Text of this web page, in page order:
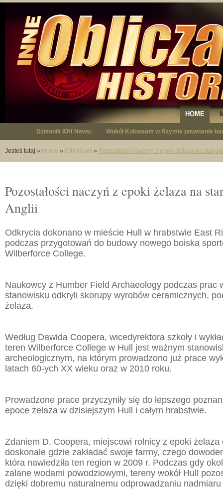
HOME
Dziennik IOH News: Wokół Koloseum w Rzymie powstanie
"Niepodległy - opowieść o Januszu
Jesteś tutaj » Home » IOH News » Pozostałości naczyń z epoki żelaza na
Pozostałości naczyń z epoki żelaza na
Anglii
Odkrycia dokonano w mieście Hull w hrabstwie East
podczas przygotowań do budowy nowego boiska
Wilberforce College.
Naukowcy z Humber Field Archaeology podczas prac
stanowisku odkryli skorupy wyrobów ceramicznych,
żelaza.
Według Dawida Coopera, wicedyrektora szkoły i
teren Wilberforce College w Hull jest ważnym
archeologicznym, na którym prowadzono już prace
latach 60-ych XX wieku oraz w 2010 roku.
Prowadzone prace przyczyniły się do lepszego
epoce żelaza w dzisiejszym Hull i całym hrabstwie.
Zdaniem D. Coopera, miejscowi rolnicy z epoki żelaza
doskonale gdzie zakładać swoje farmy, czego
która nawiedziła ten region w 2009 r. Podczas gdy
zalane wodami powodziowymi, tereny wokół Hull
dzięki dobremu naturalnemu odprowadzaniu